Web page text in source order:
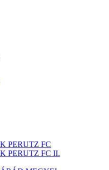
PERUTZ FC
PERUTZ FC II.